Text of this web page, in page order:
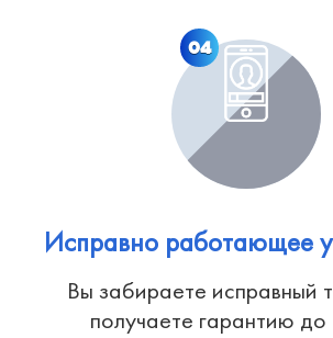
04
Исправно работающее
Вы забираете исправный
получаете гарантию до